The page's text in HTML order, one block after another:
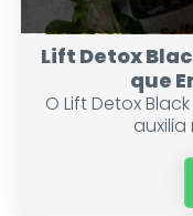
Lift Detox
que
O Lift Detox
auxilia